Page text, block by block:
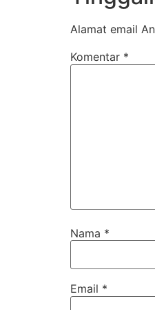
Alamat email
Komentar *
Nama *
Email *